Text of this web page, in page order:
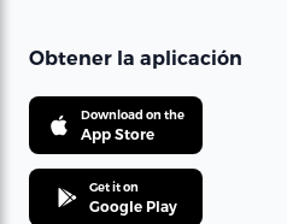
Obtener la aplicación
Download on the
App Store
Get it on
Google Play